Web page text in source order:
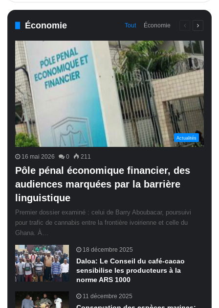
Économie Tout Économie
PagePage
Actualités
16 mai 2026 0 211
Pôle pénal économique financier, des
audiences marquées par la barrière
linguistique
Premier dossier examiné : celui de Barry Aboubacar, poursuivi
pour trafic de cannabis entre la frontière ivoirienne et celle du
Ghana. À…
18 décembre 2025
Daloa: Le Conseil du café-cacao
sensibilise les producteurs à la
norme ARS 1000
11 décembre 2025